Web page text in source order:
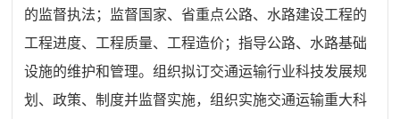
的监督执法；监督国家、省重点公路、水路建设工程的
工程进度、工程质量、工程造价；指导公路、水路基础
设施的维护和管理。组织拟订交通运输行业科技发展规
划、政策、制度并监督实施，组织实施交通运输重大科